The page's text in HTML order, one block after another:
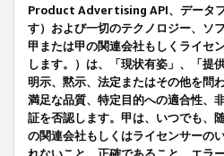
Product Advertising API、データフ
す）および一切のテクノロジー、ソ
甲または甲の関連会社もしくライセ
します。）は、「現状有姿」、「提
明示、黙示、法定またはその他を問
満足な品質、特定目的への適合性、
証を否認します。甲は、いつでも、
の関連会社もしくはライセンサーの